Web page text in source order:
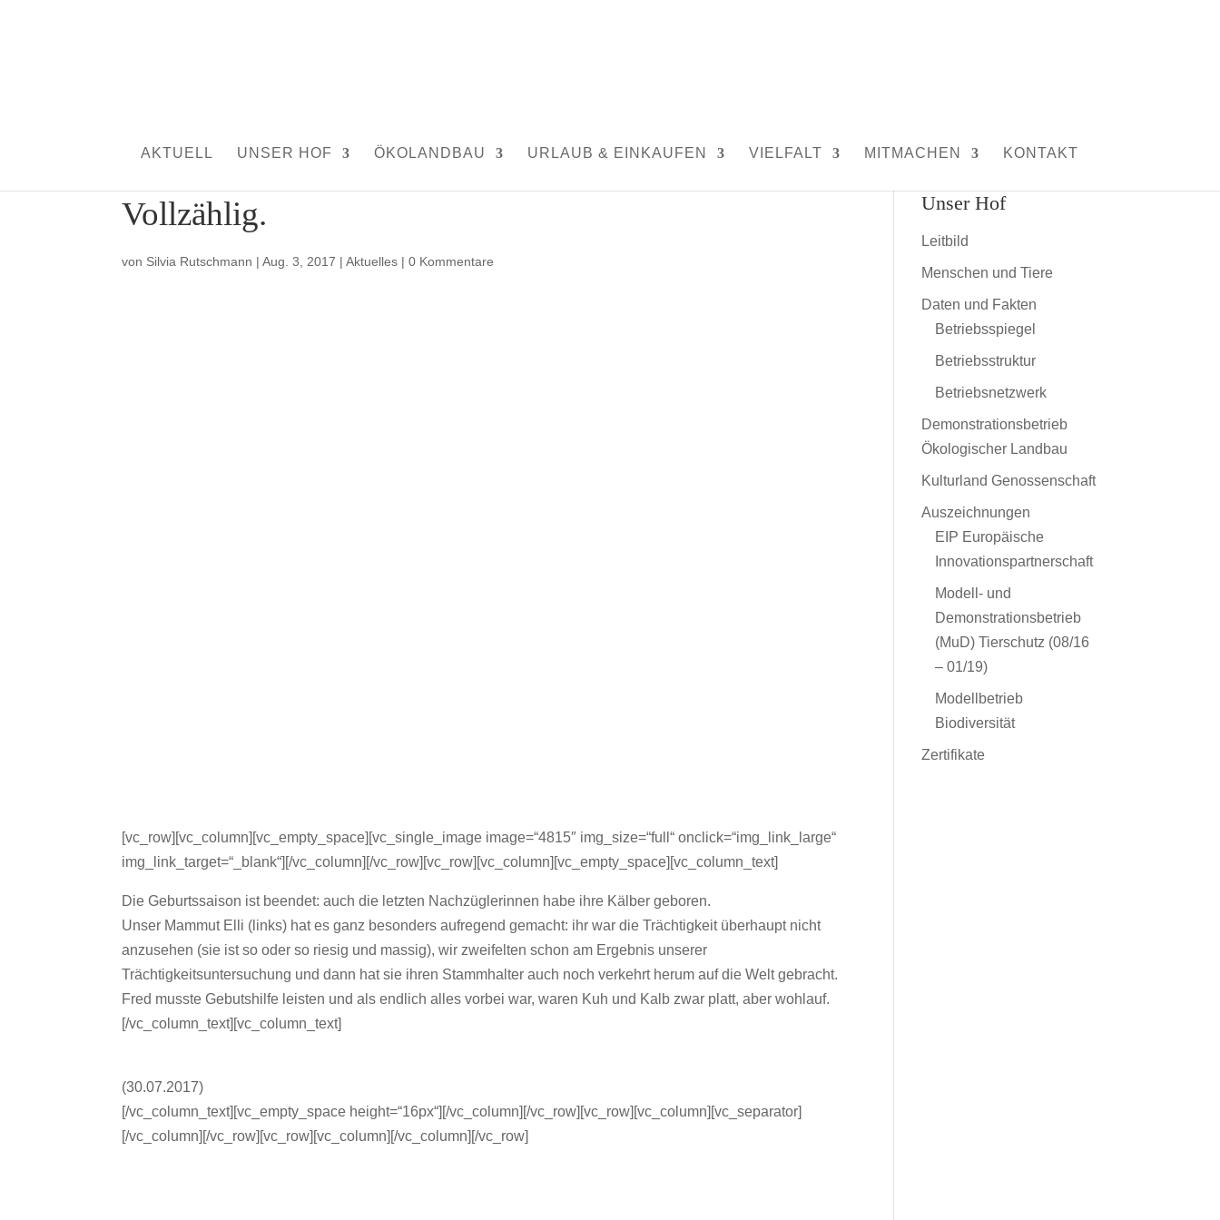
AKTUELL UNSER HOF ÖKOLANDBAU URLAUB & EINKAUFEN VIELFALT MITMACHEN KONTAKT
Vollzählig.
von Silvia Rutschmann |Aug. 3, 2017 |Aktuelles |0 Kommentare
[vc_row][vc_column][vc_empty_space][vc_single_image image=“4815″ img_size=“full“ onclick=“img_link_large“
img_link_target=“_blank“][/vc_column][/vc_row][vc_row][vc_column][vc_empty_space][vc_column_text]
Die Geburtssaison ist beendet: auch die letzten Nachzüglerinnen habe ihre Kälber geboren.
Unser Mammut Elli (links) hat es ganz besonders aufregend gemacht: ihr war die Trächtigkeit überhaupt nicht
anzusehen (sie ist so oder so riesig und massig), wir zweifelten schon am Ergebnis unserer
Trächtigkeitsuntersuchung und dann hat sie ihren Stammhalter auch noch verkehrt herum auf die Welt gebracht.
Fred musste Gebutshilfe leisten und als endlich alles vorbei war, waren Kuh und Kalb zwar platt, aber wohlauf.
[/vc_column_text][vc_column_text]
(30.07.2017)
[/vc_column_text][vc_empty_space height=“16px“][/vc_column][/vc_row][vc_row][vc_column][vc_separator]
[/vc_column][/vc_row][vc_row][vc_column][/vc_column][/vc_row]
Unser Hof
Leitbild
Menschen und Tiere
Daten und Fakten
Betriebsspiegel
Betriebsstruktur
Betriebsnetzwerk
Demonstrationsbetrieb
Ökologischer Landbau
Kulturland Genossenschaft
Auszeichnungen
EIP Europäische
Innovationspartnerschaft
Modell- und
Demonstrationsbetrieb
(MuD) Tierschutz (08/16
– 01/19)
Modellbetrieb
Biodiversität
Zertifikate